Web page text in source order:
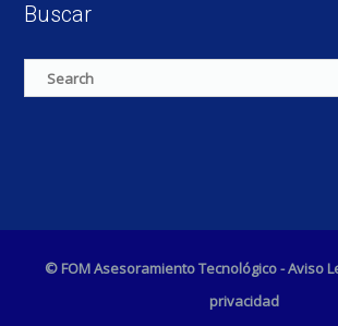
Buscar
© FOM Asesoramiento Tecnológico -Aviso
privacidad